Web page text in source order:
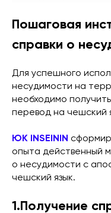
Пошаговая
справки о
Для успешного
несудимости на
необходимо
перевод на чешский
ЮК INSEININ
опыта действенный
о несудимости с
чешский язык.
1.Получение